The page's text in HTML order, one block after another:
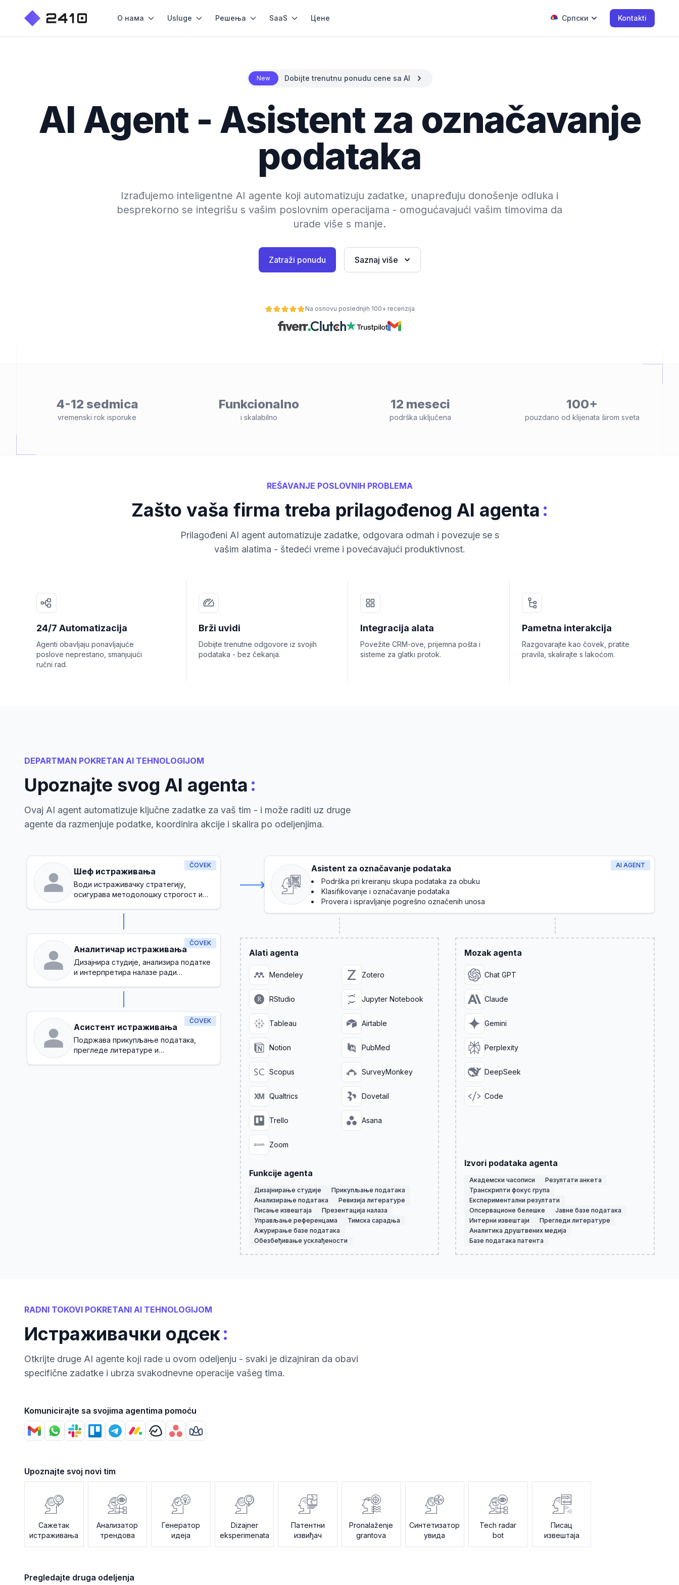
О нама Usluge Решења SaaS Цене Српски Kontakti
New Dobijte trenutnu ponudu cene sa AI
AI Agent - Asistent za označavanje
podataka
Izrađujemo inteligentne AI agente koji automatizuju zadatke, unapređuju donošenje odluka i
besprekorno se integrišu s vašim poslovnim operacijama - omogućavajući vašim timovima da
urade više s manje.
Zatraži ponudu Saznaj više
Na osnovu poslednjih 100+ recenzija
4-12 sedmica
vremenski rok isporuke
Funkcionalno
i skalabilno
12 meseci
podrška uključena
100+
pouzdano od klijenata širom sveta
REŠAVANJE POSLOVNIH PROBLEMA
Zašto vaša firma treba prilagođenog AI agenta :
Prilagođeni AI agent automatizuje zadatke, odgovara odmah i povezuje se s
vašim alatima - štedeći vreme i povećavajući produktivnost.
24/7 Automatizacija
Agenti obavljaju ponavljajuće
poslove neprestano, smanjujući
ručni rad.
Brži uvidi
Dobijte trenutne odgovore iz svojih
podataka - bez čekanja.
Integracija alata
Povežite CRM-ove, prijemna pošta i
sisteme za glatki protok.
Pametna interakcija
Razgovarajte kao čovek, pratite
pravila, skalirajte s lakoćom.
DEPARTMAN POKRETAN AI TEHNOLOGIJOM
Upoznajte svog AI agenta :
Ovaj AI agent automatizuje ključne zadatke za vaš tim - i može raditi uz druge
agente da razmenjuje podatke, koordinira akcije i skalira po odeljenjima.
ČOVEK
Шеф истраживања
Води истраживачку стратегију,
осигурава методолошку строгост и
са циљевима организације
ČOVEK
Аналитичар истраживања
Дизајнира студије, анализира податке
и интерпретира налазе ради
ČOVEK
Асистент истраживања
Подржава прикупљање података,
прегледе литературе и
AI AGENT
Asistent za označavanje podataka
Podrška pri kreiranju skupa podataka za obuku
Klasifikovanje i označavanje podataka
Provera i ispravljanje pogrešno označenih unosa
Alati agenta
Mendeley Zotero
RStudio Jupyter Notebook
Tableau Airtable
Notion PubMed
Scopus SurveyMonkey
Qualtrics Dovetail
Trello Asana
Zoom
Funkcije agenta
Дизајнирање студије
Прикупљање података
Анализирање података
Ревизија литературе
Писање извештаја
Презентација налаза
Управљање референцама
Тимска сарадња
Ажурирање базе података
Обезбеђивање усклађености
Mozak agenta
Chat GPT
Claude
Gemini
Perplexity
DeepSeek
Code
Izvori podataka agenta
Академски часописи
Резултати анкета
Транскрипти фокус група
Експериментални резултати
Опсервационе белешке
Јавне базе података
Интерни извештаји
Прегледи литературе
Аналитика друштвених медија
Базе података патента
RADNI TOKOVI POKRETANI AI TEHNOLOGIJOM
Истраживачки одсек:
Otkrijte druge AI agente koji rade u ovom odeljenju - svaki je dizajniran da obavi
specifične zadatke i ubrza svakodnevne operacije vašeg tima.
Komunicirajte sa svojima agentima pomoću
Upoznajte svoj novi tim
Сажетак
истраживања
Анализатор
трендова
Генератор
идеја
Dizajner
eksperimenata
Патентни
извиђач
Pronalaženje
grantova
Синтетизатор
увида
Tech radar
bot
Писац
извештаја
Pregledajte druga odeljenja